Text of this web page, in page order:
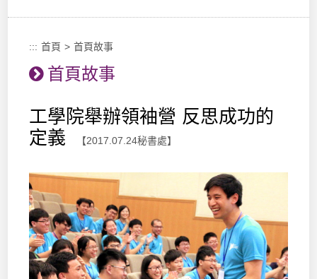
::: 首頁 >首頁故事
首頁故事
工學院舉辦領袖營 反思成功的
定義
【2017.07.24秘書處】